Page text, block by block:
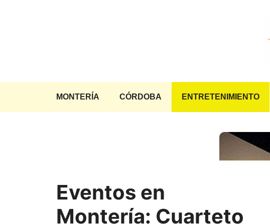
MONTERÍA CÓRDOBA ENTRETENIMIENTO
Eventos en
Montería: Cuarteto